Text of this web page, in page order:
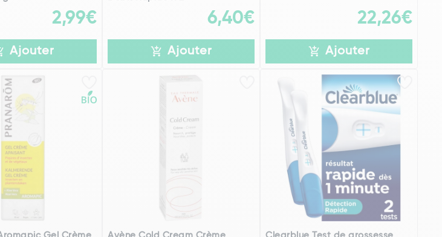
2,99€
Ajouter
6,40€
Ajouter
22,26€
Ajouter